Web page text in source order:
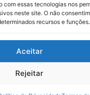
essas tecnologias nos
neste site. O não
recursos e funções.
Aceitar
Rejeitar